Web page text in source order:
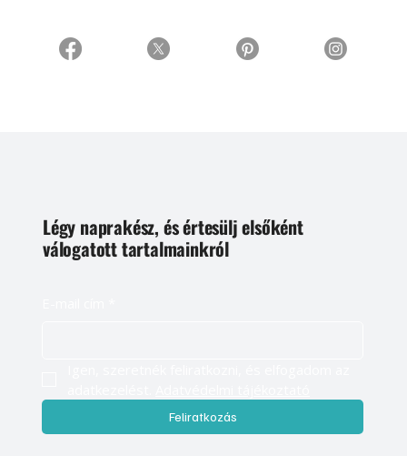
Légy naprakész, és értesülj elsőként
válogatott tartalmainkról
Feliratkozás